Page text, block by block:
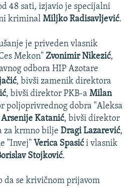
48 sati, izjavio je specijalni
kriminal Miljko Radisavljević.
je priveden vlasnik
Mekon" Zvonimir Nikezić,
odbora HIP Azotare
, bivši zamenik direktora
, bivši direktor PKB-a Milan
poljoprivrednog dobra "Aleksa
Arsenije Katanić, bivši direktor
za krmno bilje Dragi Lazarević,
"Invej" Verica Spasići vlasnik
Stojković.
da se krivičnom prijavom